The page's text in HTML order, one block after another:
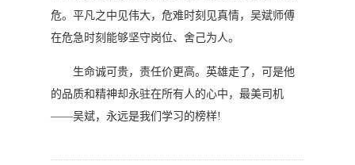
危。平凡之中见伟大，危难时刻见真情，吴斌师傅
在危急时刻能够坚守岗位、舍己为人。
生命诚可贵，责任价更高。英雄走了，可是他
的品质和精神却永驻在所有人的心中，最美司机
——吴斌，永远是我们学习的榜样!